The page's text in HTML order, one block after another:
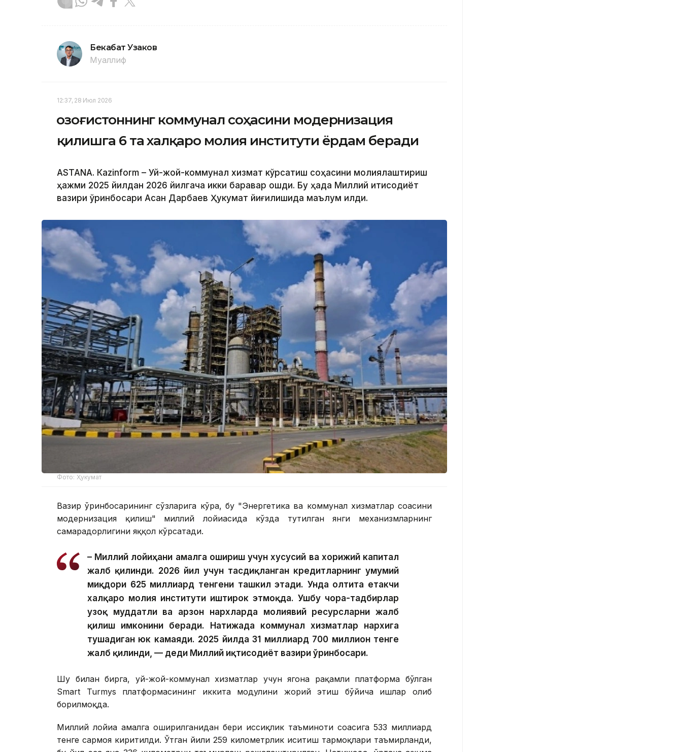
Бекабат Узаков
Муаллиф
12:37, 28 Июл 2026
Қозоғистоннинг коммунал соҳасини модернизация
қилишга 6 та халқаро молия институти ёрдам беради
ASTANА. Кazinform – Уй-жой-коммунал хизмат кўрсатиш соҳасини молиялаштириш
ҳажми 2025 йилдан 2026 йилгача икки баравар ошди. Бу ҳақда Миллий иқтисодиёт
вазири ўринбосари Асан Дарбаев Ҳукумат йиғилишида маълум қилди.
Фото: Ҳукумат
Вазир ўринбосарининг сўзларига кўра, бу "Энергетика ва коммунал хизматлар соҳасини
модернизация қилиш" миллий лойиҳасида кўзда тутилган янги механизмларнинг
самарадорлигини яққол кўрсатади.
– Миллий лойиҳани амалга ошириш учун хусусий ва хорижий капитал
жалб қилинди. 2026 йил учун тасдиқланган кредитларнинг умумий
миқдори 625 миллиард тенгени ташкил этади. Унда олтита етакчи
халқаро молия институти иштирок этмоқда. Ушбу чора-тадбирлар
узоқ муддатли ва арзон нархларда молиявий ресурсларни жалб
қилиш имконини беради. Натижада коммунал хизматлар нархига
тушадиган юк камаяди. 2025 йилда 31 миллиард 700 миллион тенге
жалб қилинди, — деди Миллий иқтисодиёт вазири ўринбосари.
Шу билан бирга, уй-жой-коммунал хизматлар учун ягона рақамли платформа бўлган
Smart Turmys платформасининг иккита модулини жорий этиш бўйича ишлар олиб
борилмоқда.
Миллий лойиҳа амалга оширилганидан бери иссиқлик таъминоти соҳасига 533 миллиард
тенге сармоя киритилди. Ўтган йили 259 километрлик иситиш тармоқлари таъмирланди,